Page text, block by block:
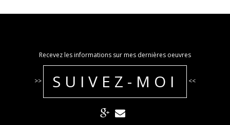
Recevez les informations sur mes dernières oeuvres
>> SUIVEZ-MOI <<